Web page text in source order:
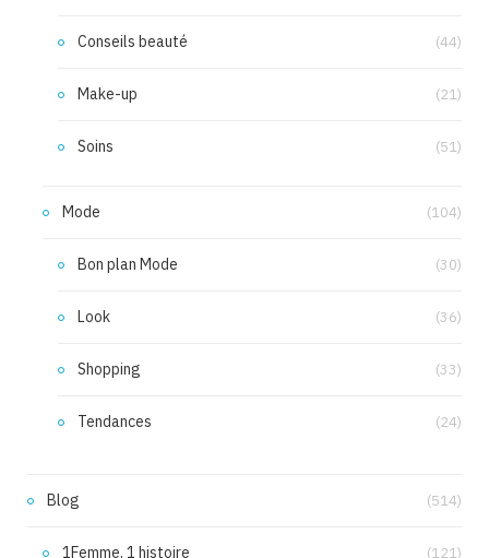
Conseils beauté (44)
Make-up (21)
Soins (51)
Mode (104)
Bon plan Mode (30)
Look (36)
Shopping (33)
Tendances (24)
Blog (514)
1Femme, 1 histoire (121)